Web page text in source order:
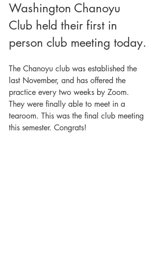
Washington Chanoyu
Club held their first in
person club meeting today.
The Chanoyu club was established the
last November, and has offered the
practice every two weeks by Zoom.
They were finally able to meet in a
tearoom. This was the final club meeting
this semester. Congrats!